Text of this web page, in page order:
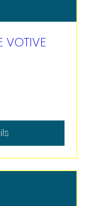
VOTIVE